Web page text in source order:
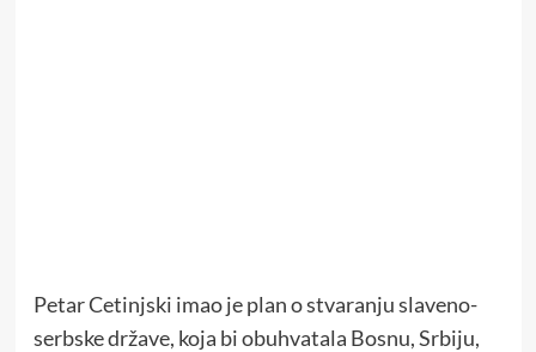
Petar Cetinjski imao je plan o stvaranju slaveno-
serbske države, koja bi obuhvatala Bosnu, Srbiju,